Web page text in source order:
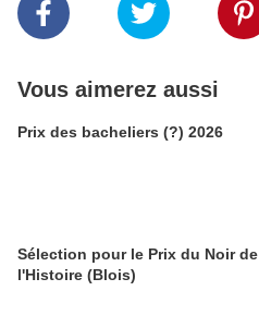
Vous aimerez aussi
Prix des bacheliers (?) 2026
Sélection pour le Prix du Noir de
l'Histoire (Blois)